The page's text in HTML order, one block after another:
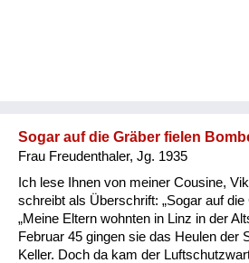
noch sofort standrechtlich geköpft
Sogar auf die Gräber fielen
Frau Freudenthaler, Jg. 1935
Ich lese Ihnen von meiner Cousine,
schreibt als Überschrift: „Sogar auf die
„Meine Eltern wohnten in Linz in der
Februar 45 gingen sie das Heulen der
Keller. Doch da kam der